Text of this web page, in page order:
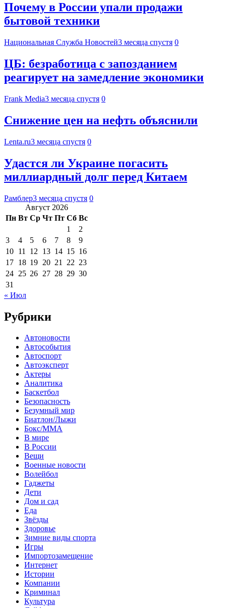
Почему в России упали продажи
бытовой техники
Национальная Служба Новостей3 месяца спустя 0
ЦБ: безработица с запозданием
реагирует на замедление экономики
Frank Media3 месяца спустя 0
Снижение цен на нефть объяснили
Lenta.ru3 месяца спустя 0
Удастся ли Украине погасить
миллиардный долг перед Китаем
Рамблер3 месяца спустя 0
Август 2026
Пн Вт Ср Чт Пт Сб Вс
1
2
3
4 5 6 7 8
9
10 11 12 13 14 15 16
17 18 19 20 21 22 23
24 25 26 27 28 29 30
31
« Июл
Рубрики
Автоновости
Автособытия
Автоспорт
Автоэксперт
Актеры
Аналитика
Баскетбол
Безопасность
Безумный мир
Биатлон/Лыжи
Бокс/MMA
В мире
В России
Вещи
Военные новости
Волейбол
Гаджеты
Дети
Дом и сад
Еда
Звёзды
Здоровье
Зимние виды спорта
Игры
Импортозамещение
Интернет
Истории
Компании
Криминал
Культура